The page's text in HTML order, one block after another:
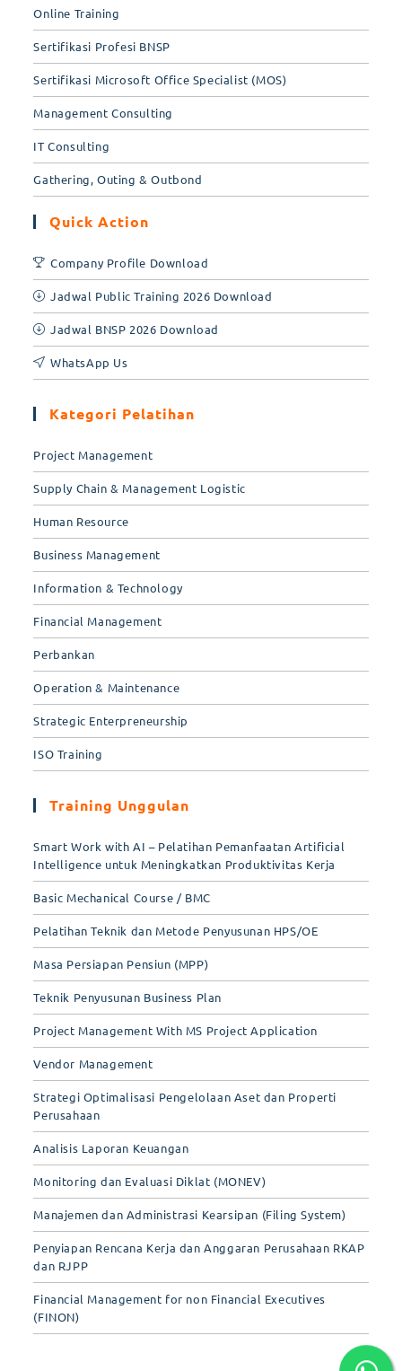
Online Training
Sertifikasi Profesi BNSP
Sertifikasi Microsoft Office Specialist (MOS)
Management Consulting
IT Consulting
Gathering, Outing & Outbond
Quick Action
Company Profile Download
Jadwal Public Training 2026 Download
Jadwal BNSP 2026 Download
WhatsApp Us
Kategori Pelatihan
Project Management
Supply Chain & Management Logistic
Human Resource
Business Management
Information & Technology
Financial Management
Perbankan
Operation & Maintenance
Strategic Enterpreneurship
ISO Training
Training Unggulan
Smart Work with AI – Pelatihan Pemanfaatan Artificial
Intelligence untuk Meningkatkan Produktivitas Kerja
Basic Mechanical Course / BMC
Pelatihan Teknik dan Metode Penyusunan HPS/OE
Masa Persiapan Pensiun (MPP)
Teknik Penyusunan Business Plan
Project Management With MS Project Application
Vendor Management
Strategi Optimalisasi Pengelolaan Aset dan Properti
Perusahaan
Analisis Laporan Keuangan
Monitoring dan Evaluasi Diklat (MONEV)
Manajemen dan Administrasi Kearsipan (Filing System)
Penyiapan Rencana Kerja dan Anggaran Perusahaan RKAP
dan RJPP
Financial Management for non Financial Executives
(FINON)